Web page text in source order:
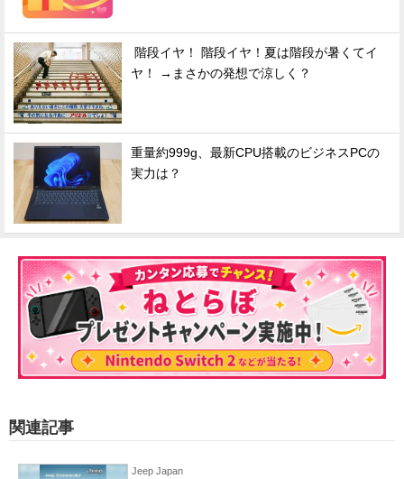
階段イヤ！ 階段イヤ！夏は階段が暑くてイ
ヤ！ →まさかの発想で涼しく？
重量約999g、最新CPU搭載のビジネスPCの
実力は？
関連記事
Jeep Japan